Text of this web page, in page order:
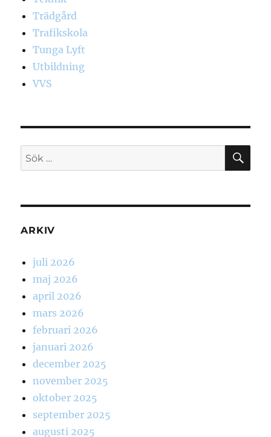
Trädgård
Trafikskola
Tunga Lyft
Utbildning
VVS
Sök
efter:
ARKIV
juli 2026
maj 2026
april 2026
mars 2026
februari 2026
januari 2026
december 2025
november 2025
oktober 2025
september 2025
augusti 2025